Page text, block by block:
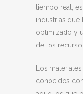
tiempo real,
industrias que
optimizado y
de los
Los
conocidos